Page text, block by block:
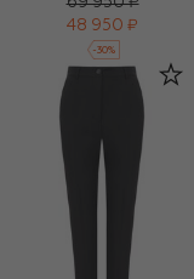
69 950 ₽
48 950 ₽
-30%